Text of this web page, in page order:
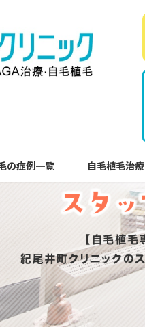
の症例一覧 自毛植毛治療